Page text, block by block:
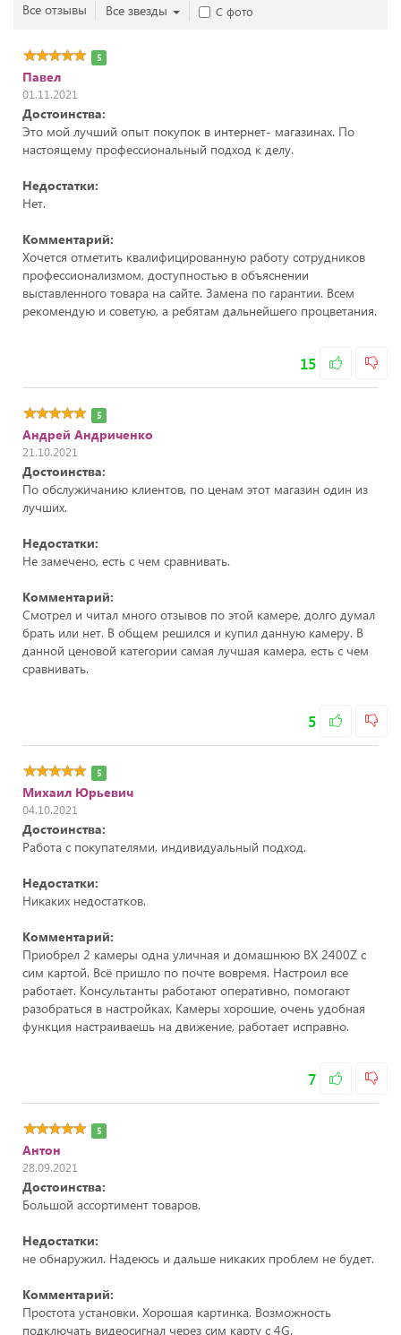
Все отзывы Все звезды С фото
5
Павел
01.11.2021
Достоинства:
Это мой лучший опыт покупок в интернет- магазинах. По
настоящему профессиональный подход к делу.
Недостатки:
Нет.
Комментарий:
Хочется отметить квалифицированную работу сотрудников
профессионализмом, доступностью в объяснении
выставленного товара на сайте. Замена по гарантии. Всем
рекомендую и советую, а ребятам дальнейшего процветания.
15
5
Андрей Андриченко
21.10.2021
Достоинства:
По обслужичанию клиентов, по ценам этот магазин один из
лучших.
Недостатки:
Не замечено, есть с чем сравнивать.
Комментарий:
Смотрел и читал много отзывов по этой камере, долго думал
брать или нет. В общем решился и купил данную камеру. В
данной ценовой категории самая лучшая камера, есть с чем
сравнивать.
5
5
Михаил Юрьевич
04.10.2021
Достоинства:
Работа с покупателями, индивидуальный подход.
Недостатки:
Никаких недостатков.
Комментарий:
Приобрел 2 камеры одна уличная и домашнюю ВХ 2400Z с
сим картой. Всё пришло по почте вовремя. Настроил все
работает. Консультанты работают оперативно, помогают
разобраться в настройках. Камеры хорошие, очень удобная
функция настраиваешь на движение, работает исправно.
7
5
Антон
28.09.2021
Достоинства:
Большой ассортимент товаров.
Недостатки:
не обнаружил. Надеюсь и дальше никаких проблем не будет.
Комментарий:
Простота установки. Хорошая картинка. Возможность
подключать видеосигнал через сим карту с 4G.